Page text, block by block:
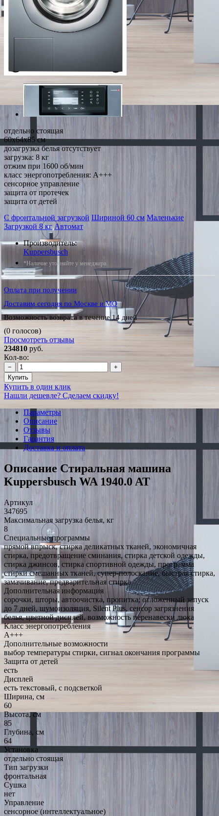
отдельно стоящая
60x64x85 см
дозагрузка белья отсутствует
загрузка: 8 кг
отжим при 1600 об/мин
класс энергопотребления: A+++
сенсорное управление
защита от протечек
защита от детей
С фронтальной загрузкой Шириной 60 см Маленькие
Загрузкой 8 кг Автомат
Производитель:
Kuppersbusch
*Наличие уточняйте у менеджера
Оплата при получении
Доставим сегодня по Москве и МО
Возможность возврата в течение 14 дней
(0 голосов)
Просмотреть отзывы
234810 руб.
Кол-во:
−
+
Купить
Купить в один клик
Нашли дешевле? Сделаем скидку!
Параметры
Описание
Отзывы
Гарантия
Доставка и оплата
Описание Стиральная машина
Kuppersbusch WA 1940.0 AT
Артикул
347695
Максимальная загрузка белья, кг
8
Специальные программы
прямой впрыск, стирка деликатных тканей, экономичная
стирка, предотвращение сминания, стирка детской одежды,
стирка джинсов, стирка спортивной одежды, программа
стирки смешанных тканей, супер-полоскание, быстрая стирка,
замачивание, предварительная стирка
Дополнительная информация
сорочки, шторы, автоочистка, пропитка; отложенный запуск
до 7 дней, шумоизоляция, Silent Plus, сенсор загрязнения
белья, цветной дисплей, возможность перенавески люка
Класс энергопотребления
A+++
Дополнительные возможности
выбор температуры стирки, сигнал окончания программы
Защита от детей
есть
Дисплей
есть текстовый, с подсветкой
Ширина, см
60
Высота, см
85
Глубина, см
64
Установка
отдельно стоящая
Тип загрузки
фронтальная
Сушка
нет
Управление
сенсорное (интеллектуальное)